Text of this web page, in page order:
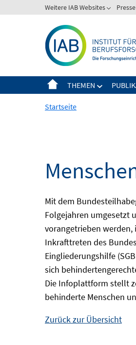
zum
Weitere IAB Websites Presse
THEMEN
Startseite
Mit dem
Folgejahren umgesetzt
vorangetrieben
Inkrafttreten des
Eingliederungshilfe
sich
Die Infoplattform stellt
behinderte Menschen
Zurück zur Übersicht